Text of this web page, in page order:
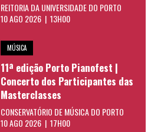
REITORIA DA UNIVERSIDADE DO PORTO
10 AGO 2026 | 13H00
MÚSICA
11ª edição Porto Pianofest |
Concerto dos Participantes das
Masterclasses
CONSERVATÓRIO DE MÚSICA DO PORTO
10 AGO 2026 | 17H00